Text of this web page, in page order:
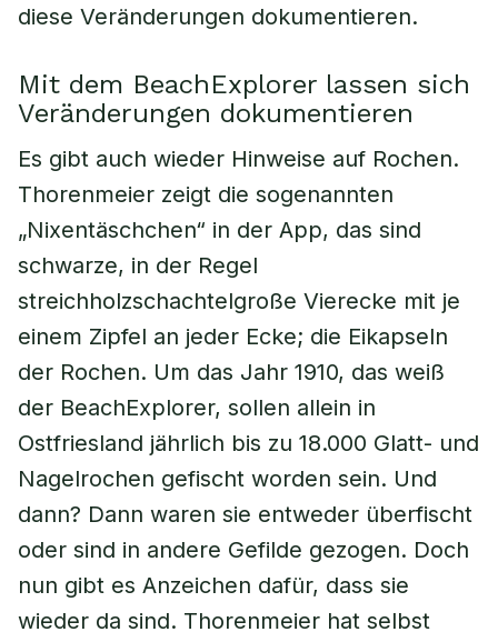
diese Veränderungen dokumentieren.
Mit dem BeachExplorer lassen sich
Veränderungen dokumentieren
Es gibt auch wieder Hinweise auf Rochen.
Thorenmeier zeigt die sogenannten
„Nixentäschchen“ in der App, das sind
schwarze, in der Regel
streichholzschachtelgroße Vierecke mit je
einem Zipfel an jeder Ecke; die Eikapseln
der Rochen. Um das Jahr 1910, das weiß
der BeachExplorer, sollen allein in
Ostfriesland jährlich bis zu 18.000 Glatt- und
Nagelrochen gefischt worden sein. Und
dann? Dann waren sie entweder überfischt
oder sind in andere Gefilde gezogen. Doch
nun gibt es Anzeichen dafür, dass sie
wieder da sind. Thorenmeier hat selbst